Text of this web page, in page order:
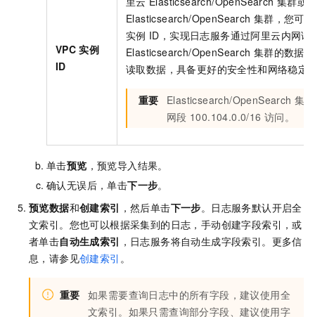
VPC 实例
ID
Elasticsearch/OpenSearch 集群，您可
实例 ID，实现日志服务通过阿里云内网读
Elasticsearch/OpenSearch 集群的数据
读取数据，具备更好的安全性和网络稳定
重要 Elasticsearch/OpenSearch 集
网段 100.104.0.0/16 访问。
单击预览 ，预览导入结果。
确认无误后，单击下一步。
预览数据和创建索引 ，然后单击下一步。日志服务默认开启全
文索引。您也可以根据采集到的日志，手动创建字段索引，或
者单击自动生成索引 ，日志服务将自动生成字段索引。更多信
息，请参见创建索引 。
重要 如果需要查询日志中的所有字段，建议使用全
文索引。如果只需查询部分字段、建议使用字